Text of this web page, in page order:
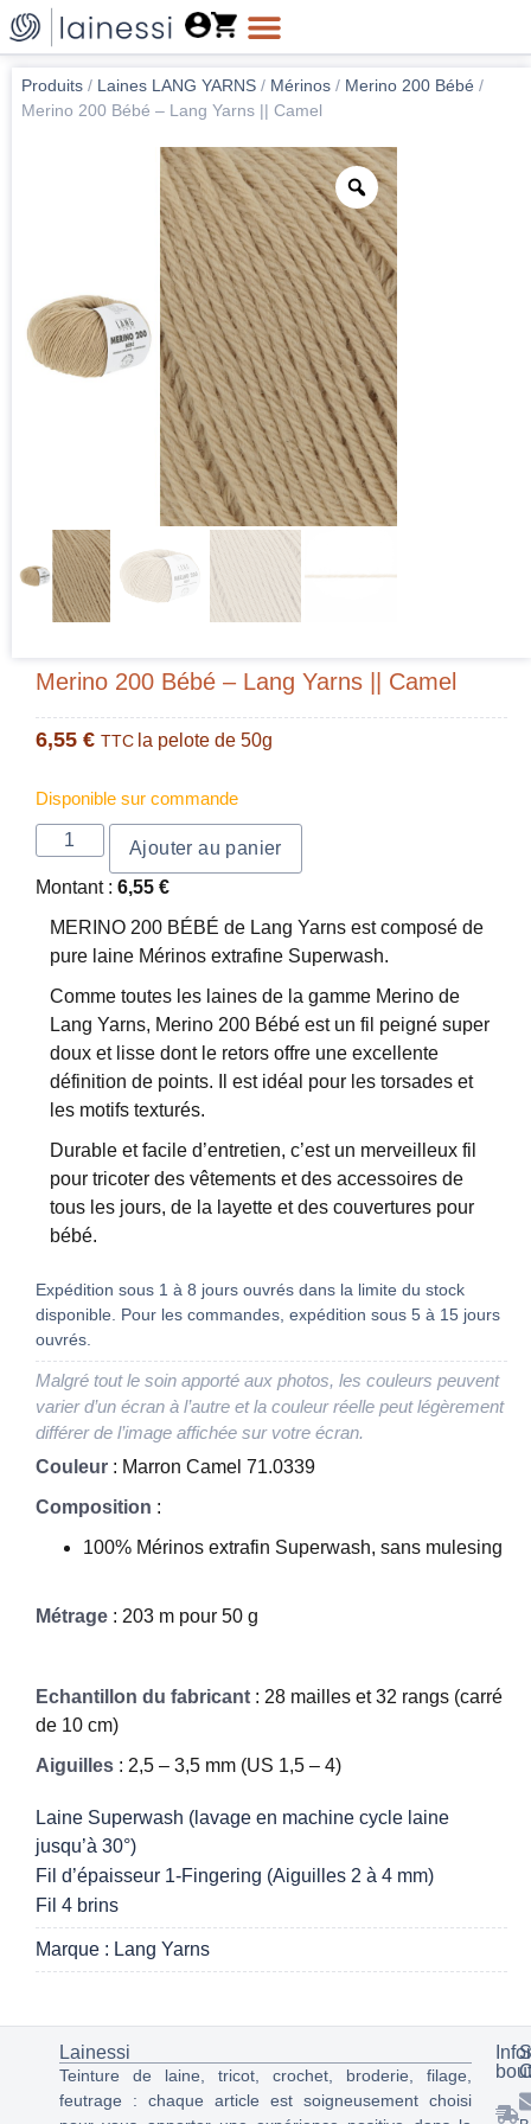
Produits / Laines LANG YARNS / Mérinos / Merino 200 Bébé /
Merino 200 Bébé – Lang Yarns || Camel
Merino 200 Bébé – Lang Yarns || Camel
6,55 € TTC la pelote de 50g
Disponible sur commande
Ajouter au panier
Montant : 6,55 €
MERINO 200 BÉBÉ de Lang Yarns est composé de
pure laine Mérinos extrafine Superwash.
Comme toutes les laines de la gamme Merino de
Lang Yarns, Merino 200 Bébé est un fil peigné super
doux et lisse dont le retors offre une excellente
définition de points. Il est idéal pour les torsades et
les motifs texturés.
Durable et facile d’entretien, c’est un merveilleux fil
pour tricoter des vêtements et des accessoires de
tous les jours, de la layette et des couvertures pour
bébé.
Expédition sous 1 à 8 jours ouvrés dans la limite du stock
disponible. Pour les commandes, expédition sous 5 à 15 jours
ouvrés.
Malgré tout le soin apporté aux photos, les couleurs peuvent
varier d’un écran à l’autre et la couleur réelle peut légèrement
différer de l’image affichée sur votre écran.
Couleur : Marron Camel 71.0339
Composition :
100% Mérinos extrafin Superwash, sans mulesing
Métrage : 203 m pour 50 g
Echantillon du fabricant : 28 mailles et 32 rangs (carré
de 10 cm)
Aiguilles : 2,5 – 3,5 mm (US 1,5 – 4)
Laine Superwash (lavage en machine cycle laine
jusqu’à 30°)
Fil d’épaisseur 1-Fingering (Aiguilles 2 à 4 mm)
Fil 4 brins
Marque : Lang Yarns
Lainessi
Teinture de laine, tricot, crochet, broderie, filage,
feutrage : chaque article est soigneusement choisi